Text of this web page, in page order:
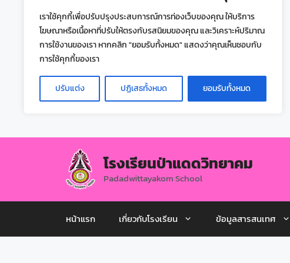
เราใช้คุกกี้เพื่อปรับปรุงประสบการณ์การท่องเว็บของคุณ ให้บริการ
โฆษณาหรือเนื้อหาที่ปรับให้ตรงกับรสนิยมของคุณ และวิเคราะห์ปริมาณ
การใช้งานของเรา หากคลิก "ยอมรับทั้งหมด" แสดงว่าคุณเห็นชอบกับ
การใช้คุกกี้ของเรา
ปรับแต่ง ปฏิเสธทั้งหมด ยอมรับทั้งหมด
โรงเรียนป่าแดดวิทยาคม
Padadwittayakom School
หน้าแรก เกี่ยวกับโรงเรียน ข้อมูลสารสนเทศ